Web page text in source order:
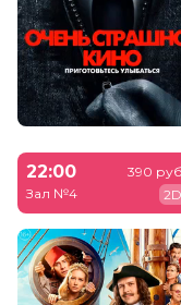
22:00
Зал №4
390 руб.
2D